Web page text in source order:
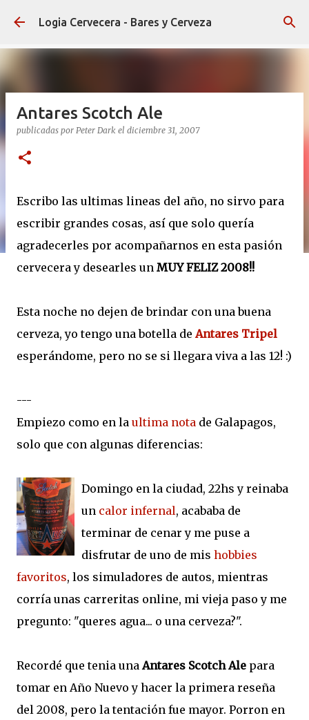
Ir al contenido principal
Logia Cervecera - Bares y Cerveza
Antares Scotch Ale
publicadas por Peter Dark el diciembre 31, 2007
Escribo las ultimas lineas del año, no sirvo para
escribir grandes cosas, así que solo quería
agradecerles por acompañarnos en esta pasión
cervecera y desearles un MUY FELIZ 2008!!
Esta noche no dejen de brindar con una buena
cerveza, yo tengo una botella deAntares Tripel
esperándome, pero no se si llegara viva a las 12! :)
---
Empiezo como en la ultima nota de Galapagos,
solo que con algunas diferencias:
Domingo en la ciudad, 22hs y reinaba
un calor infernal, acababa de
terminar de cenar y me puse a
disfrutar de uno de mis hobbies
favoritos, los simuladores de autos, mientras
corría unas carreritas online, mi vieja paso y me
pregunto: "queres agua... o una cerveza?".
Recordé que tenia unaAntares Scotch Ale para
tomar en Año Nuevo y hacer la primera reseña
del 2008, pero la tentación fue mayor. Porron en